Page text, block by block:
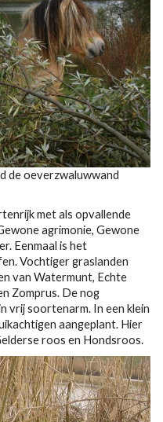
de oeverzwaluwwand
met als opvallende
agrimonie, Gewone
Eenmaal is het
Vochtiger graslanden
van Watermunt, Echte
Zomprus. De nog
vrij soortenarm. In een klein
aangeplant. Hier
roos en Hondsroos.